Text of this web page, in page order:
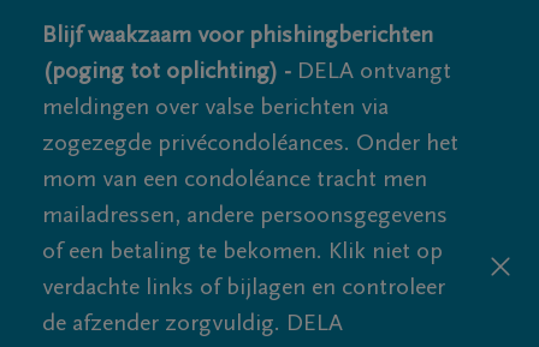
Blijf waakzaam voor phishingberichten
(poging tot oplichting) - DELA ontvangt
meldingen over valse berichten via
zogezegde privécondoléances. Onder het
mom van een condoléance tracht men
mailadressen, andere persoonsgegevens
of een betaling te bekomen. Klik niet op
verdachte links of bijlagen en controleer
de afzender zorgvuldig. DELA